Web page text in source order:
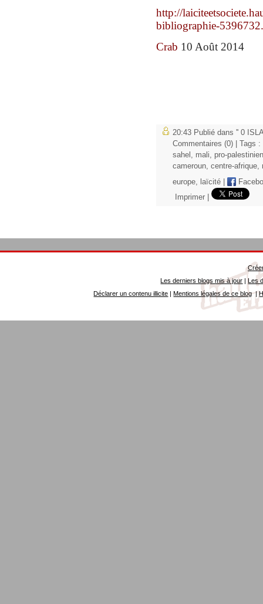
http://
bibliographie-
Crab 10 Août 2014
20:43 Publié dans '' 0
Commentaires (0) | Tags :
sahel
mali
pro-
cameroun centre-afrique
europe
laïcité
Imprimer
Les derniers blogs mis à jour
Les
Déclarer un contenu illicite
Mentions légales de ce blog|